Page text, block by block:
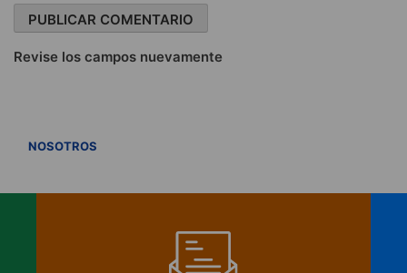
Revise los campos nuevamente
NOSOTROS